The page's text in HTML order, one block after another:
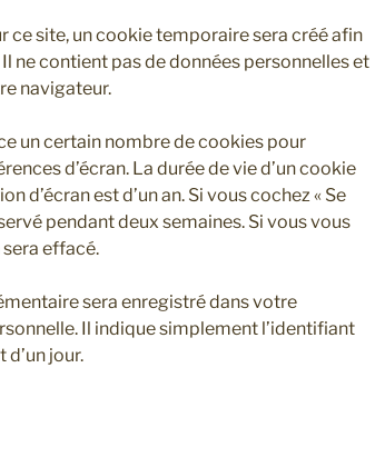
ce site, un cookie temporaire sera créé afin
ne contient pas de données personnelles et
navigateur.
un certain nombre de cookies pour
d’écran. La durée de vie d’un cookie
d’écran est d’un an. Si vous cochez « Se
pendant deux semaines. Si vous vous
effacé.
sera enregistré dans votre
Il indique simplement l’identifiant
jour.